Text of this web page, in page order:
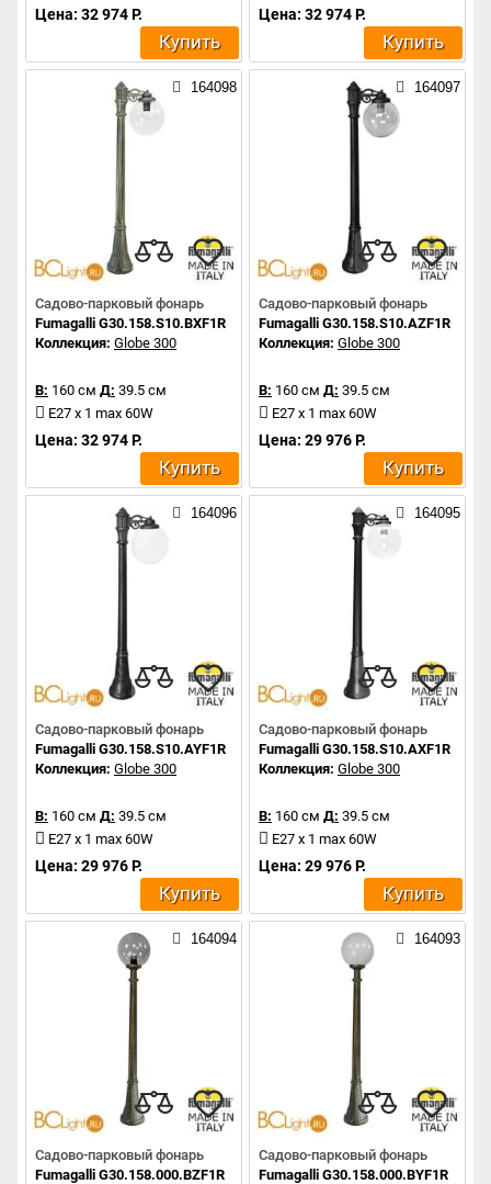
Цена: 32 974 Р.
Купить
Цена: 32 974 Р.
Купить
164098
Садово-парковый фонарь
Fumagalli G30.158.S10.BXF1R
Коллекция: Globe 300
В: 160 см Д: 39.5 см
E27 x 1 max 60W
Цена: 32 974 Р.
Купить
164097
Садово-парковый фонарь
Fumagalli G30.158.S10.AZF1R
Коллекция: Globe 300
В: 160 см Д: 39.5 см
E27 x 1 max 60W
Цена: 29 976 Р.
Купить
164096
Садово-парковый фонарь
Fumagalli G30.158.S10.AYF1R
Коллекция: Globe 300
В: 160 см Д: 39.5 см
E27 x 1 max 60W
Цена: 29 976 Р.
Купить
164095
Садово-парковый фонарь
Fumagalli G30.158.S10.AXF1R
Коллекция: Globe 300
В: 160 см Д: 39.5 см
E27 x 1 max 60W
Цена: 29 976 Р.
Купить
164094
Садово-парковый фонарь
Fumagalli G30.158.000.BZF1R
164093
Садово-парковый фонарь
Fumagalli G30.158.000.BYF1R